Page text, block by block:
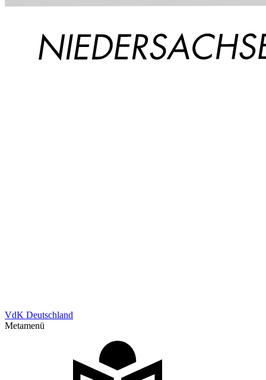
VdK Deutschland
Metamenü